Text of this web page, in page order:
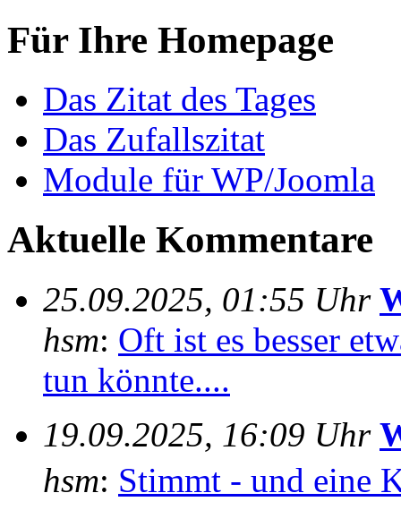
Für Ihre Homepage
Das Zitat des Tages
Das Zufallszitat
Module für WP/Joomla
Aktuelle Kommentare
25.09.2025, 01:55 Uhr
hsm: Oft ist es besser
tun könnte....
19.09.2025, 16:09 Uhr
hsm: Stimmt - und eine